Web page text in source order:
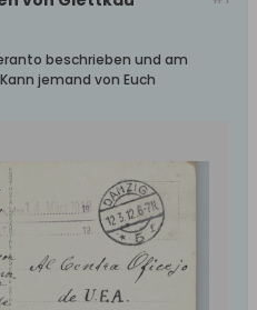
beschrieben und am
jemand von Euch